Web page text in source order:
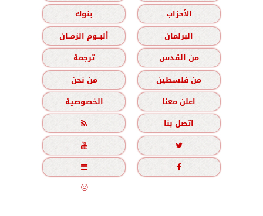
الأحزاب
بنوك
البرلمان
ألبــوم الزمــان
من القدس
ترجمة
من فلسطين
من نحن
اعلن معنا
الخصوصية
اتصل بنا





جميع الحقوق محفوظة©